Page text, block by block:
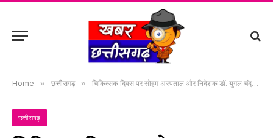
Home » छत्तीसगढ़ » चिकित्सक दिवस पर सोहम अस्पताल और निदेशक डॉ. युगल चंद्राकर को स्वास्थ्य मंत्री श्री श्याम बिहारी जयसवाल के हथों सम्मानित
छत्तीसगढ़